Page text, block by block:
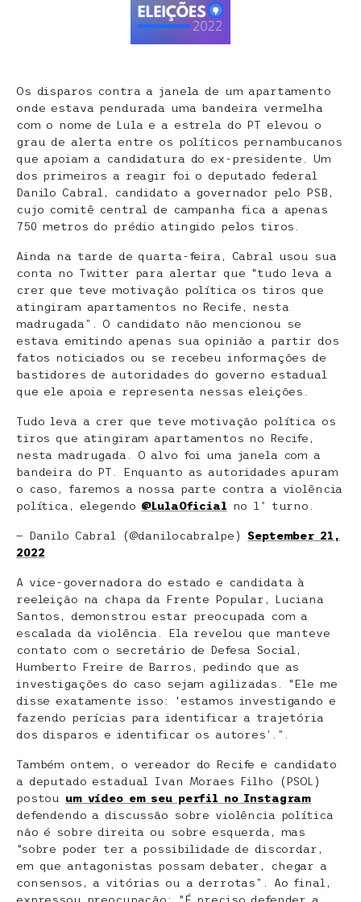
Os disparos contra a janela de um apartamento
onde estava pendurada uma bandeira vermelha
com o nome de Lula e a estrela do PT elevou o
grau de alerta entre os políticos pernambucanos
que apoiam a candidatura do ex-presidente. Um
dos primeiros a reagir foi o deputado federal
Danilo Cabral, candidato a governador pelo PSB,
cujo comitê central de campanha fica a apenas
750 metros do prédio atingido pelos tiros.
Ainda na tarde de quarta-feira, Cabral usou sua
conta no Twitter para alertar que “tudo leva a
crer que teve motivação política os tiros que
atingiram apartamentos no Recife, nesta
madrugada”. O candidato não mencionou se
estava emitindo apenas sua opinião a partir dos
fatos noticiados ou se recebeu informações de
bastidores de autoridades do governo estadual
que ele apoia e representa nessas eleições.
Tudo leva a crer que teve motivação política os
tiros que atingiram apartamentos no Recife,
nesta madrugada. O alvo foi uma janela com a
bandeira do PT. Enquanto as autoridades apuram
o caso, faremos a nossa parte contra a violência
política, elegendo @LulaOficial no 1º turno.
— Danilo Cabral (@danilocabralpe) September 21,
2022
A vice-governadora do estado e candidata à
reeleição na chapa da Frente Popular, Luciana
Santos, demonstrou estar preocupada com a
escalada da violência. Ela revelou que manteve
contato com o secretário de Defesa Social,
Humberto Freire de Barros, pedindo que as
investigações do caso sejam agilizadas. “Ele me
disse exatamente isso: ‘estamos investigando e
fazendo perícias para identificar a trajetória
dos disparos e identificar os autores’.”.
Também ontem, o vereador do Recife e candidato
a deputado estadual Ivan Moraes Filho (PSOL)
postou um vídeo em seu perfil no Instagram
defendendo a discussão sobre violência política
não é sobre direita ou sobre esquerda, mas
“sobre poder ter a possibilidade de discordar,
em que antagonistas possam debater, chegar a
consensos, a vitórias ou a derrotas”. Ao final,